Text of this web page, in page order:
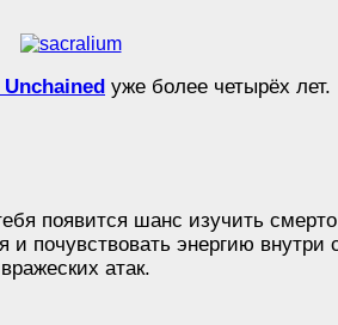
уже более четырёх
появится шанс изучить
почувствовать энергию
атак.